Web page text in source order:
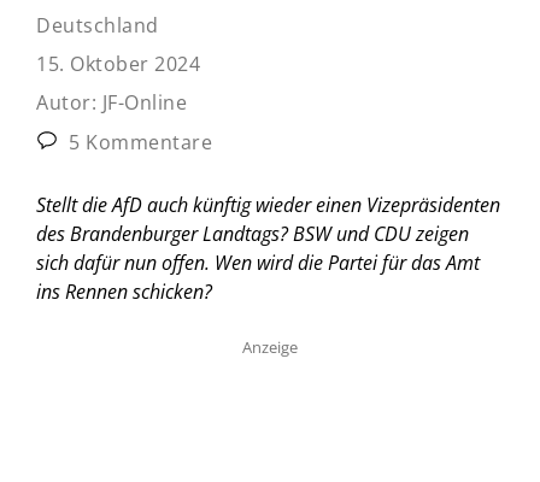
Deutschland
15. Oktober 2024
Autor: JF-Online
5 Kommentare
Stellt die AfD auch künftig wieder einen Vizepräsidenten
des Brandenburger Landtags? BSW und CDU zeigen
sich dafür nun offen. Wen wird die Partei für das Amt
ins Rennen schicken?
Anzeige